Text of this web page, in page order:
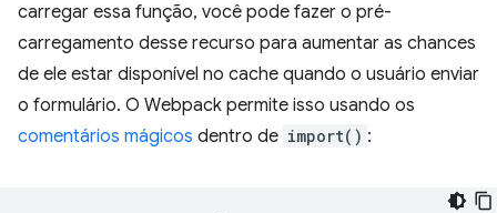
carregar essa função, você pode fazer o pré-
carregamento desse recurso para aumentar as chances
de ele estar disponível no cache quando o usuário enviar
o formulário. O Webpack permite isso usando os
comentários mágicos dentro de import() :